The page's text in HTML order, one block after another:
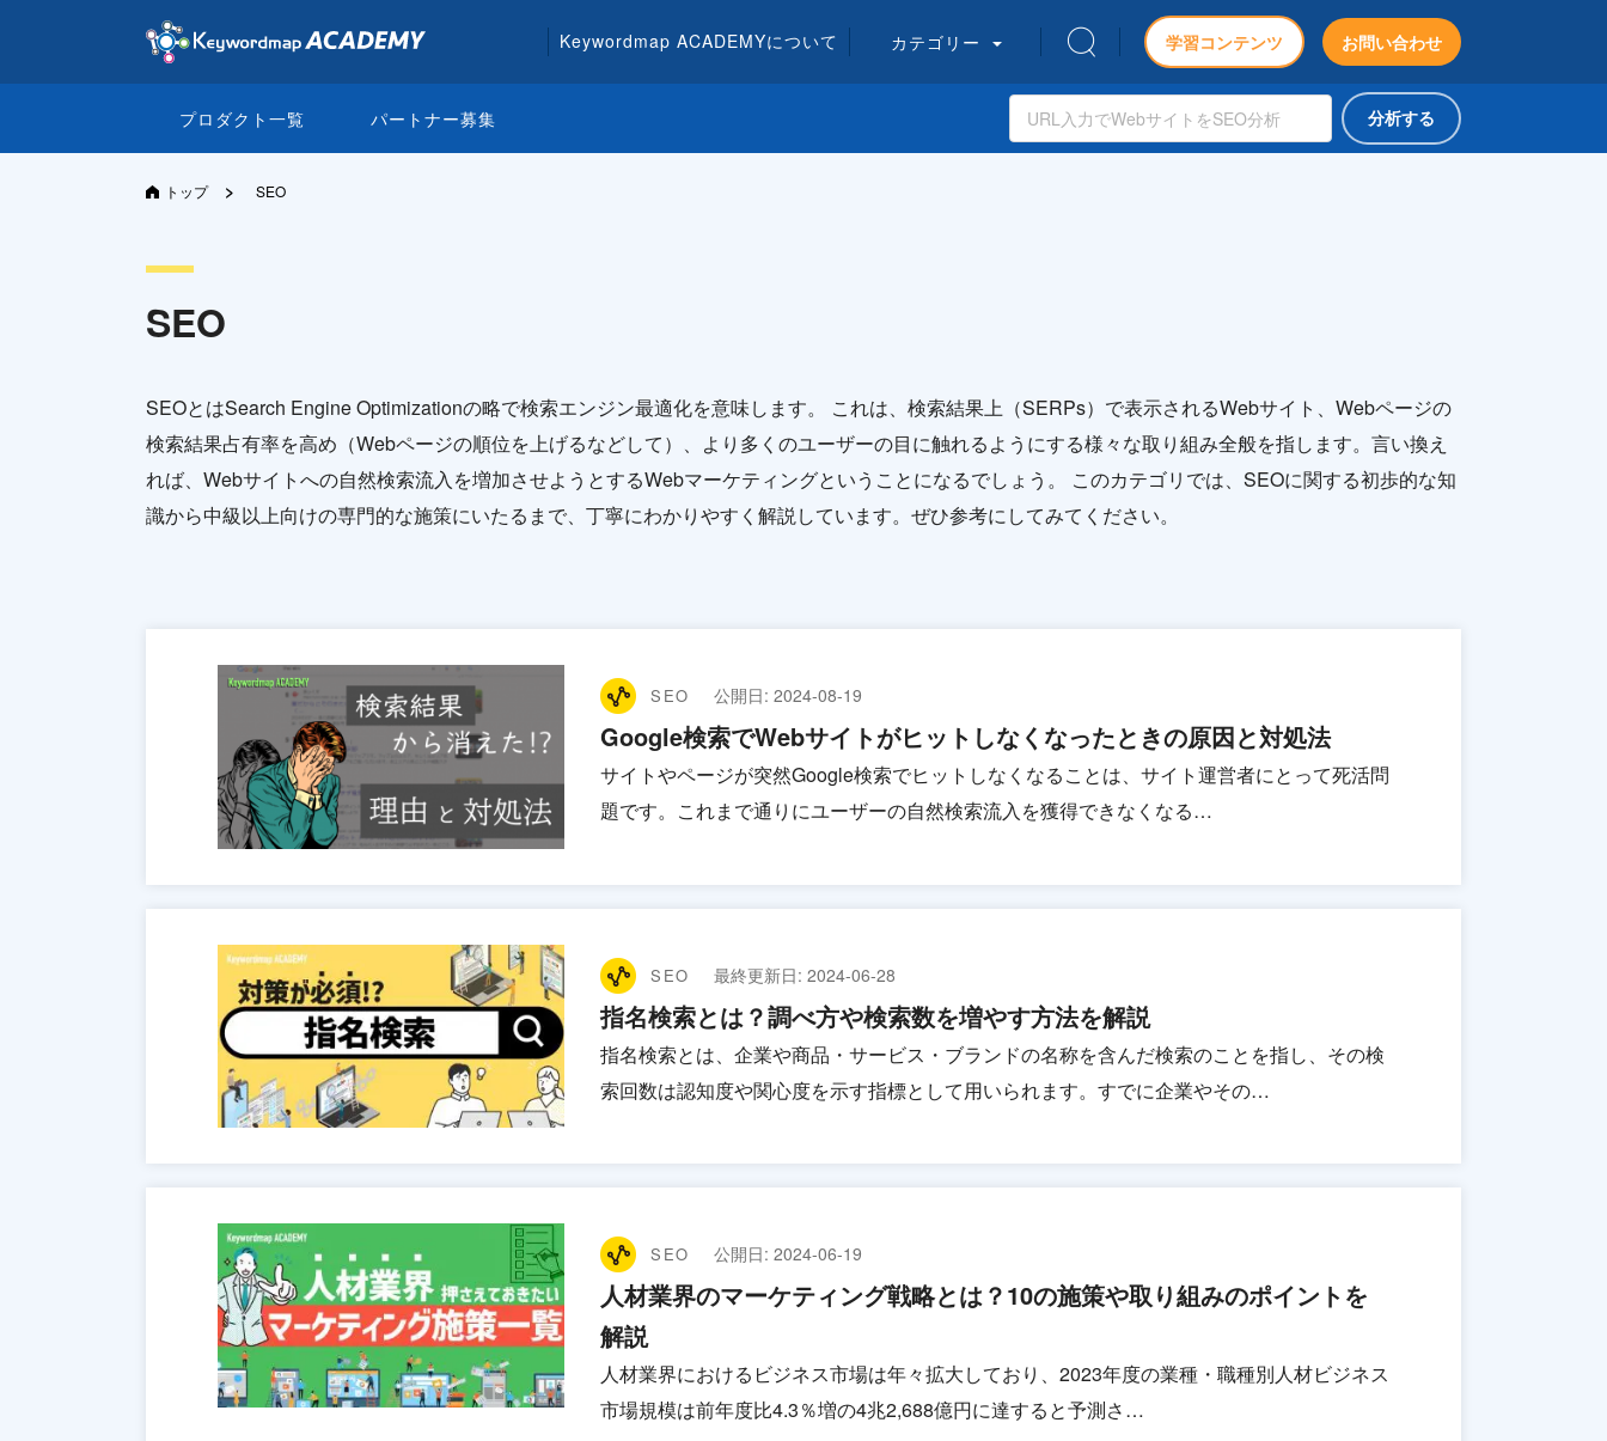
Keywordmap ACADEMYについて カテゴリー 学習コンテンツ お問い合わせ
プロダクト一覧 パートナー募集 分析する
トップ > SEO
SEO
SEOとはSearch Engine Optimizationの略で検索エンジン最適化を意味します。 これは、検索結果上（SERPs）で表示されるWebサイト、Webページの
検索結果占有率を高め（Webページの順位を上げるなどして）、より多くのユーザーの目に触れるようにする様々な取り組み全般を指します。言い換え
れば、Webサイトへの自然検索流入を増加させようとするWebマーケティングということになるでしょう。 このカテゴリでは、SEOに関する初歩的な知
識から中級以上向けの専門的な施策にいたるまで、丁寧にわかりやすく解説しています。ぜひ参考にしてみてください。
SEO 公開日: 2024-08-19
Google検索でWebサイトがヒットしなくなったときの原因と対処法
サイトやページが突然Google検索でヒットしなくなることは、サイト運営者にとって死活問
題です。これまで通りにユーザーの自然検索流入を獲得できなくなる…
SEO 最終更新日: 2024-06-28
指名検索とは？調べ方や検索数を増やす方法を解説
指名検索とは、企業や商品・サービス・ブランドの名称を含んだ検索のことを指し、その検
索回数は認知度や関心度を示す指標として用いられます。すでに企業やその…
SEO 公開日: 2024-06-19
人材業界のマーケティング戦略とは？10の施策や取り組みのポイントを
解説
人材業界におけるビジネス市場は年々拡大しており、2023年度の業種・職種別人材ビジネス
市場規模は前年度比4.3％増の4兆2,688億円に達すると予測さ…